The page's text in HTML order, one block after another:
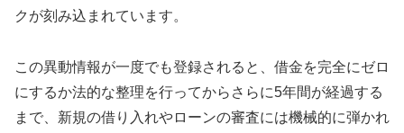
クが刻み込まれています。
この異動情報が一度でも登録されると、借金を完全にゼロ
にするか法的な整理を行ってからさらに5年間が経過する
まで、新規の借り入れやローンの審査には機械的に弾かれ